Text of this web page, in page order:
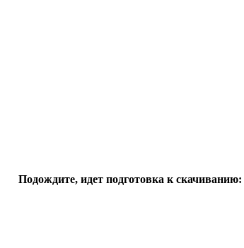
Подождите, идет подготовка к скачиванию: